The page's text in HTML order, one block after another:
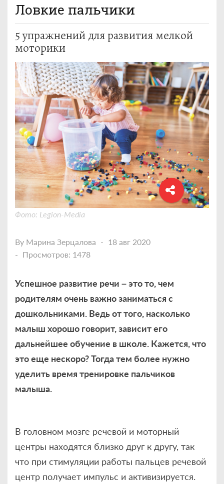
Ловкие пальчики
5 упражнений для развития мелкой
моторики
Фото: Legion-Media
By Марина Зерцалова
18 авг 2020
Просмотров: 1478
Успешное развитие речи – это то, чем
родителям очень важно заниматься с
дошкольниками. Ведь от того, насколько
малыш хорошо говорит, зависит его
дальнейшее обучение в школе. Кажется, что
это еще нескоро? Тогда тем более нужно
уделить время тренировке пальчиков
малыша.
В головном мозге речевой и моторный
центры находятся близко друг к другу, так
что при стимуляции работы пальцев речевой
центр получает импульс и активизируется.